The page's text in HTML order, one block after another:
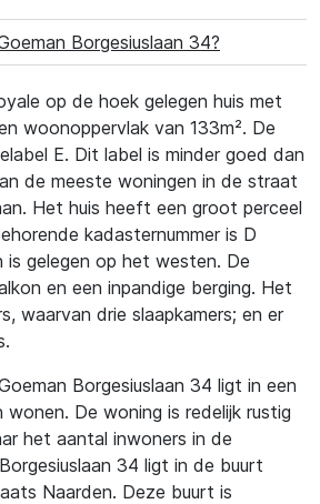
Borgesiuslaan 34?
op de hoek gelegen huis met
woonoppervlak van 133m². De
E. Dit label is minder goed dan
de meeste woningen in de straat
Het huis heeft een groot perceel
kadasternummer is D
gelegen op het westen. De
en een inpandige berging. Het
waarvan drie slaapkamers; en er
Borgesiuslaan 34 ligt in een
wonen. De woning is redelijk rustig
het aantal inwoners in de
34 ligt in de buurt
Naarden. Deze buurt is